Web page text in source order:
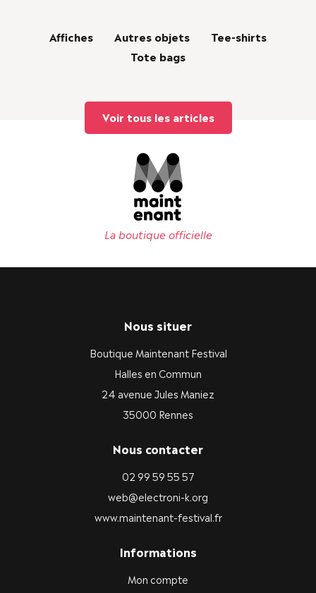
Affiches Autres objets
Tee-shirts
Tote bags
Voir tous les articles
La boutique officielle
Nous situer
Boutique Maintenant Festival
Halles en Commun
24 avenue Jules Maniez
35000 Rennes
Nous contacter
02 99 59 55 57
web@electroni-k.org
www.maintenant-festival.fr
Informations
Mon compte